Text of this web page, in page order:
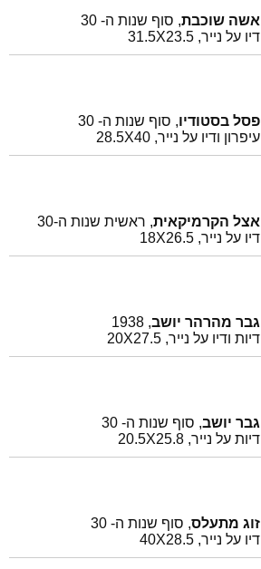
אשה שוכבת, סוף שנות ה- 30
דיו על נייר, 31.5X23.5
פסל בסטודיו, סוף שנות ה- 30
עיפרון ודיו על נייר, 28.5X40
אצל הקרמיקאית, ראשית שנות ה-30
דיו על נייר, 18X26.5
גבר מהרהר יושב, 1938
דיות ודיו על נייר, 20X27.5
גבר יושב, סוף שנות ה- 30
דיות על נייר, 20.5X25.8
זוג מתעלס, סוף שנות ה- 30
דיו על נייר, 40X28.5